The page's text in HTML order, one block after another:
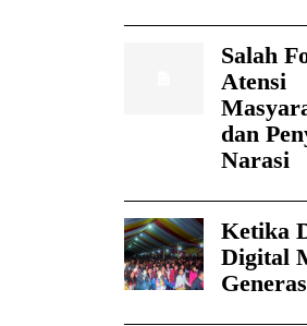
Salah
Atensi
dan
Narasi
Ketika
Digital